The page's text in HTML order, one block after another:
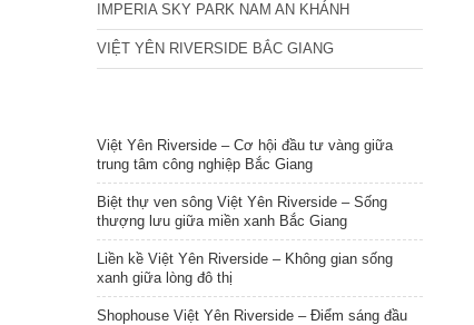
IMPERIA SKY PARK NAM AN KHÁNH
VIỆT YÊN RIVERSIDE BẮC GIANG
Việt Yên Riverside – Cơ hội đầu tư vàng giữa
trung tâm công nghiệp Bắc Giang
Biệt thự ven sông Việt Yên Riverside – Sống
thượng lưu giữa miền xanh Bắc Giang
Liền kề Việt Yên Riverside – Không gian sống
xanh giữa lòng đô thị
Shophouse Việt Yên Riverside – Điểm sáng đầu